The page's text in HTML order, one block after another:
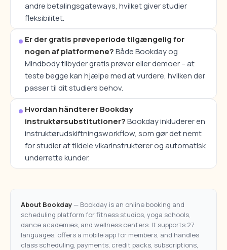
andre betalingsgateways, hvilket giver studier
fleksibilitet.
Er der gratis prøveperiode tilgængelig for
nogen af platformene?Både Bookday og
Mindbody tilbyder gratis prøver eller demoer – at
teste begge kan hjælpe med at vurdere, hvilken der
passer til dit studiers behov.
Hvordan håndterer Bookday
instruktørsubstitutioner?Bookday inkluderer en
instruktørudskiftningsworkflow, som gør det nemt
for studier at tildele vikarinstruktører og automatisk
underrette kunder.
About Bookday— Bookday is an online booking and
scheduling platform for fitness studios, yoga schools,
dance academies, and wellness centers. It supports 27
languages, offers a mobile app for members, and handles
class scheduling, payments, credit packs, subscriptions,